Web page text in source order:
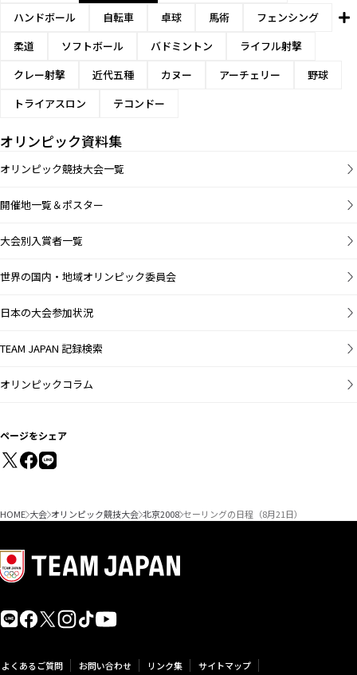
ハンドボール
自転車 卓球 馬術
フェンシング
柔道
ソフトボール バドミントン
ライフル射撃
クレー射撃
近代五種 カヌー アーチェリー
野球
トライアスロン
テコンドー
オリンピック資料集
オリンピック競技大会一覧
開催地一覧＆ポスター
大会別入賞者一覧
世界の国内・地域オリンピック委員会
日本の大会参加状況
TEAM JAPAN 記録検索
オリンピックコラム
ページをシェア
HOME 大会 オリンピック競技大会 北京2008 セーリングの日程（8月21日）
よくあるご質問 お問い合わせ リンク集 サイトマップ